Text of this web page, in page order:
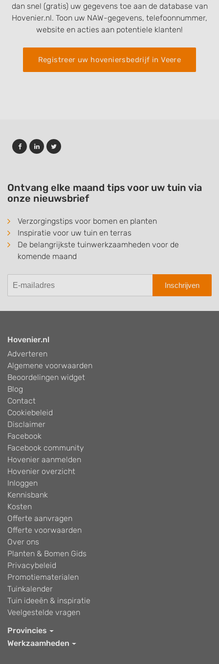
dan snel (gratis) uw gegevens toe aan de database van
Hovenier.nl. Toon uw NAW-gegevens, telefoonnummer,
website en acties aan potentiele klanten!
Registreer uw hoveniersbedrijf in Veere
Ontvang elke maand tips voor uw tuin via
onze nieuwsbrief
Verzorgingstips voor bomen en planten
Inspiratie voor uw tuin en terras
De belangrijkste tuinwerkzaamheden voor de
komende maand
Inschrijven
Hovenier.nl
Adverteren
Algemene voorwaarden
Beoordelingen widget
Blog
Contact
Cookiebeleid
Disclaimer
Facebook
Facebook community
Hovenier aanmelden
Hovenier overzicht
Inloggen
Kennisbank
Kosten
Offerte aanvragen
Offerte voorwaarden
Over ons
Planten & Bomen Gids
Privacybeleid
Promotiematerialen
Tuinkalender
Tuin ideeën & inspiratie
Veelgestelde vragen
Provincies
Werkzaamheden